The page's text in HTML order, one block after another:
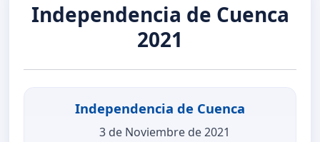
Independencia de Cuenca
2021
Independencia de Cuenca
3 de Noviembre de 2021